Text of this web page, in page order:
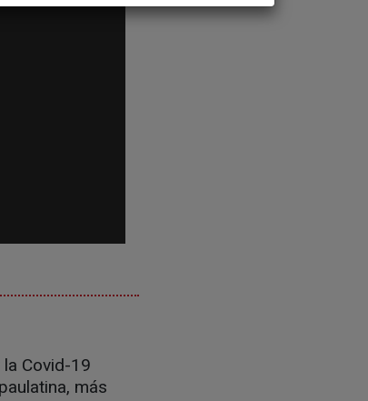
Covid-19
más